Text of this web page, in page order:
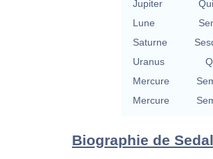
Jupiter
Lune
Saturne
Uranus
Mercure
Mercure
Biographie de